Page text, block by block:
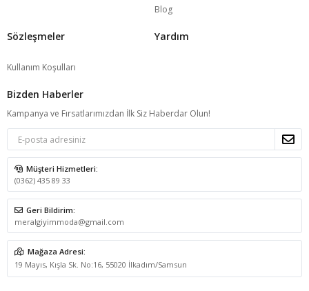
Blog
Sözleşmeler
Kullanım Koşulları
Yardım
Bizden Haberler
Kampanya ve Fırsatlarımızdan İlk Siz Haberdar Olun!
Müşteri Hizmetleri:
(0362) 435 89 33
Geri Bildirim:
meralgiyimmoda@gmail.com
Mağaza Adresi:
19 Mayıs, Kışla Sk. No:16, 55020 İlkadım/Samsun